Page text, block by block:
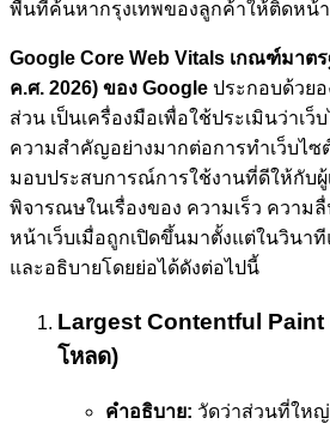
Google Core Web Vitals เกณฑ์มาต
ค.ศ. 2026) ของ Google ประกอบด้วย
ส่วน เป็นเครื่องมือเพื่อใช้ประเมินว่าเ
ความสำคัญอย่างมากต่อการทำเว็บไซ
มอบประสบการณ์การใช้งานที่ดีให้กับ
พิจารณษในเรื่องของ ความเร็ว ความ
หน้าเว็บเมื่อถูกเปิดขึ้นมาตั้งแต่ในวินา
และอธิบายโดยย่อได้ดังต่อไปนี้
Largest Contentful Paint
โหลด)
คำอธิบาย: วัดว่าส่วนที่ให